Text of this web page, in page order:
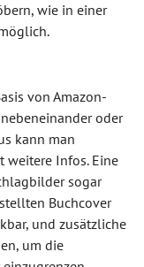
wie in einer
von Amazon-
oder
kann man
weitere Infos. Eine
sogar
Buchcover
und zusätzliche
um die